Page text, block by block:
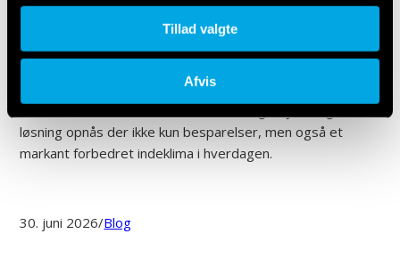
Tillad valgte
Afvis
månedlige udgifter for mange husstande og ejendomme.
Hvis de eksisterende varmekilder er forældede, kan det
hurtigt mærkes på økonomien. I dette blogindlæg kommer
optimere energiforbruget og reducere omkostningerne
løsning opnås der ikke kun besparelser, men også et
markant forbedret indeklima i hverdagen.
30. juni 2026/Blog